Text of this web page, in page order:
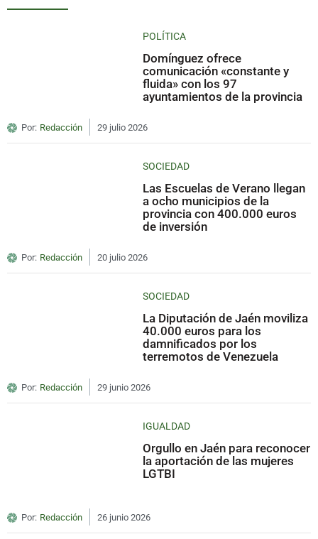
POLÍTICA
Domínguez ofrece
comunicación «constante y
fluida» con los 97
ayuntamientos de la provincia
Por: Redacción 29 julio 2026
SOCIEDAD
Las Escuelas de Verano llegan
a ocho municipios de la
provincia con 400.000 euros
de inversión
Por: Redacción 20 julio 2026
SOCIEDAD
La Diputación de Jaén moviliza
40.000 euros para los
damnificados por los
terremotos de Venezuela
Por: Redacción 29 junio 2026
IGUALDAD
Orgullo en Jaén para reconocer
la aportación de las mujeres
LGTBI
Por: Redacción 26 junio 2026